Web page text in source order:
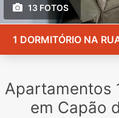
13 FOTOS
1 DORMITÓRIO NA
Apartamentos
em Capão